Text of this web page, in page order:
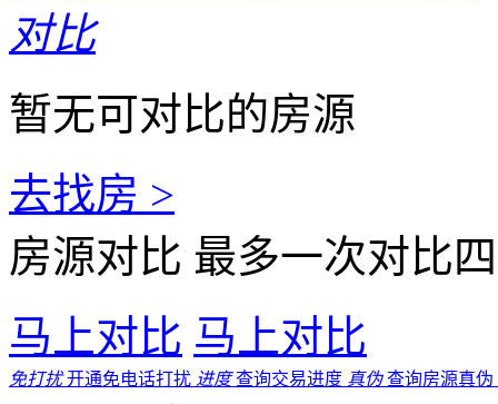
对比
暂无可对比的房源
去找房 >
房源对比 最多一次对比
马上对比 马上对比
免打扰 开通免电话打扰 进度 查询交易进度 真伪 查询房源真伪